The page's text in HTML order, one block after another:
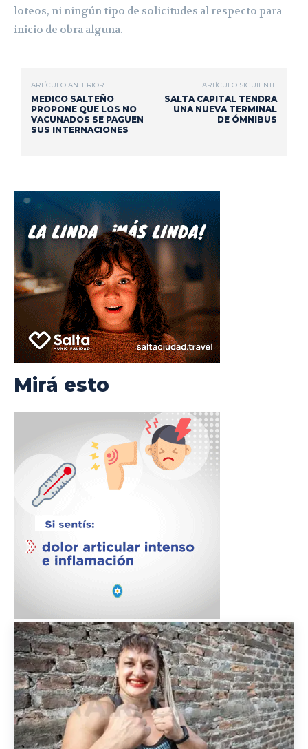
loteos, ni ningún tipo de solicitudes al respecto para
inicio de obra alguna.
ARTÍCULO ANTERIOR
MEDICO SALTEÑO
PROPONE QUE LOS NO
VACUNADOS SE PAGUEN
SUS INTERNACIONES
ARTÍCULO SIGUIENTE
SALTA CAPITAL TENDRA
UNA NUEVA TERMINAL
DE ÓMNIBUS
Mirá esto